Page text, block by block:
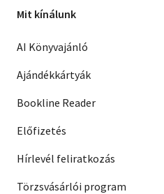
Mit kínálunk
AI Könyvajánló
Ajándékkártyák
Bookline Reader
Előfizetés
Hírlevél feliratkozás
Törzsvásárlói program